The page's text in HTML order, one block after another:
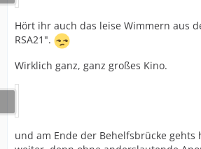
Hört ihr auch das leise Wimmern aus
RSA21".
Wirklich ganz, ganz großes Kino.
und am Ende der Behelfsbrücke gehts